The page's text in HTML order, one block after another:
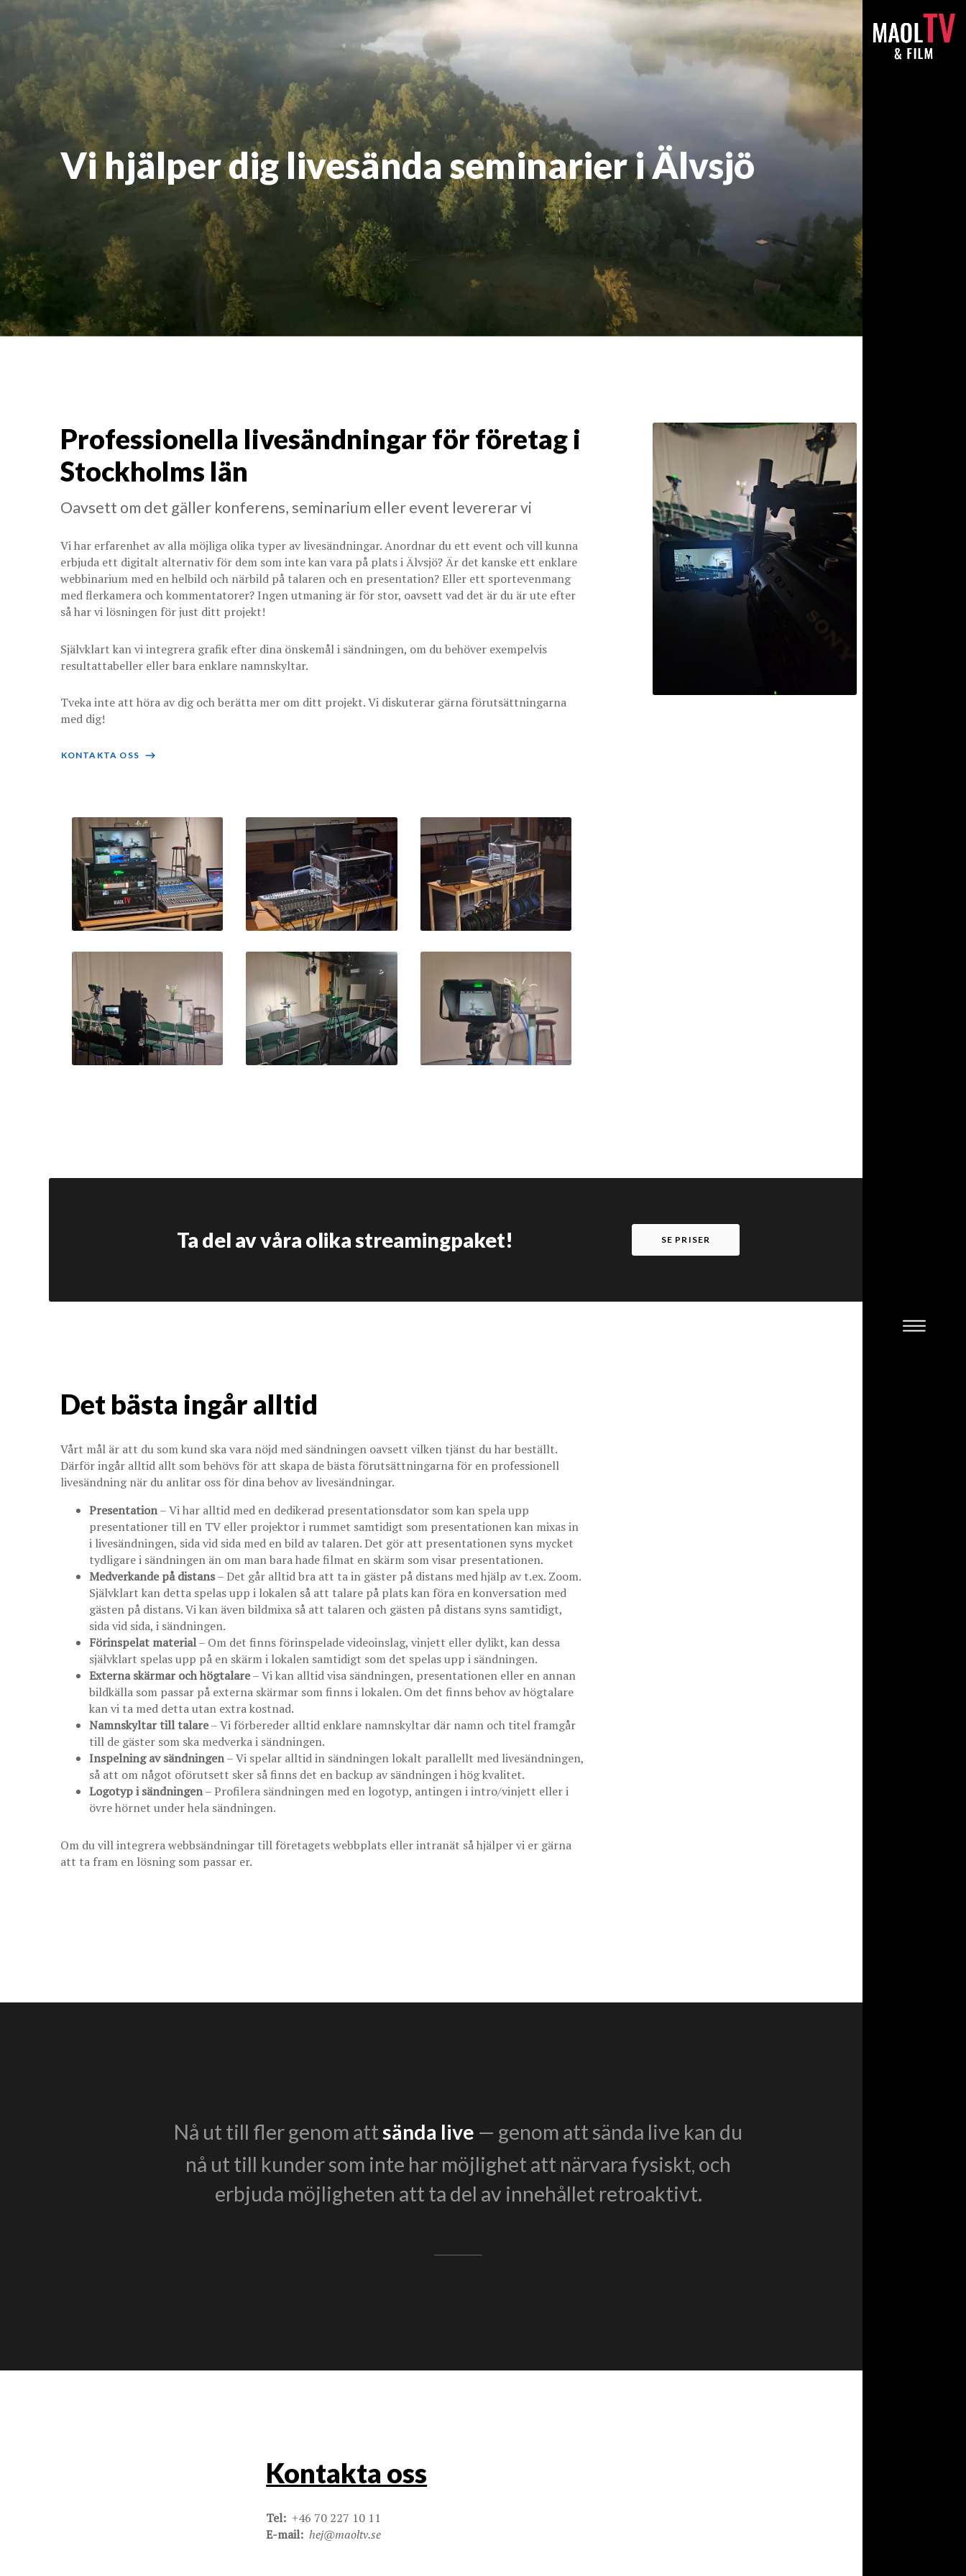
Vi hjälper dig livesända seminarier i Älvsjö
Professionella livesändningar för företag i
Stockholms län
Oavsett om det gäller konferens, seminarium eller event levererar vi
Vi har erfarenhet av alla möjliga olika typer av livesändningar. Anordnar du ett event och vill kunna
erbjuda ett digitalt alternativ för dem som inte kan vara på plats i Älvsjö? Är det kanske ett enklare
webbinarium med en helbild och närbild på talaren och en presentation? Eller ett sportevenmang
med flerkamera och kommentatorer? Ingen utmaning är för stor, oavsett vad det är du är ute efter
så har vi lösningen för just ditt projekt!
Självklart kan vi integrera grafik efter dina önskemål i sändningen, om du behöver exempelvis
resultattabeller eller bara enklare namnskyltar.
Tveka inte att höra av dig och berätta mer om ditt projekt. Vi diskuterar gärna förutsättningarna
med dig!
KONTAKTA OSS ⟶
Ta del av våra olika streamingpaket! SE PRISER
Det bästa ingår alltid
Vårt mål är att du som kund ska vara nöjd med sändningen oavsett vilken tjänst du har beställt.
Därför ingår alltid allt som behövs för att skapa de bästa förutsättningarna för en professionell
livesändning när du anlitar oss för dina behov av livesändningar.
Presentation– Vi har alltid med en dedikerad presentationsdator som kan spela upp
presentationer till en TV eller projektor i rummet samtidigt som presentationen kan mixas in
i livesändningen, sida vid sida med en bild av talaren. Det gör att presentationen syns mycket
tydligare i sändningen än om man bara hade filmat en skärm som visar presentationen.
Medverkande på distans– Det går alltid bra att ta in gäster på distans med hjälp av t.ex. Zoom.
Självklart kan detta spelas upp i lokalen så att talare på plats kan föra en konversation med
gästen på distans. Vi kan även bildmixa så att talaren och gästen på distans syns samtidigt,
sida vid sida, i sändningen.
Förinspelat material– Om det finns förinspelade videoinslag, vinjett eller dylikt, kan dessa
självklart spelas upp på en skärm i lokalen samtidigt som det spelas upp i sändningen.
Externa skärmar och högtalare– Vi kan alltid visa sändningen, presentationen eller en annan
bildkälla som passar på externa skärmar som finns i lokalen. Om det finns behov av högtalare
kan vi ta med detta utan extra kostnad.
Namnskyltar till talare– Vi förbereder alltid enklare namnskyltar där namn och titel framgår
till de gäster som ska medverka i sändningen.
Inspelning av sändningen– Vi spelar alltid in sändningen lokalt parallellt med livesändningen,
så att om något oförutsett sker så finns det en backup av sändningen i hög kvalitet.
Logotyp i sändningen– Profilera sändningen med en logotyp, antingen i intro/vinjett eller i
övre hörnet under hela sändningen.
Om du vill integrera webbsändningar till företagets webbplats eller intranät så hjälper vi er gärna
att ta fram en lösning som passar er.
Nå ut till fler genom attsända live — genom att sända live kan du
nå ut till kunder som inte har möjlighet att närvara fysiskt, och
erbjuda möjligheten att ta del av innehållet retroaktivt.
Kontakta oss
Tel: +46 70 227 10 11
E-mail: hej@maoltv.se